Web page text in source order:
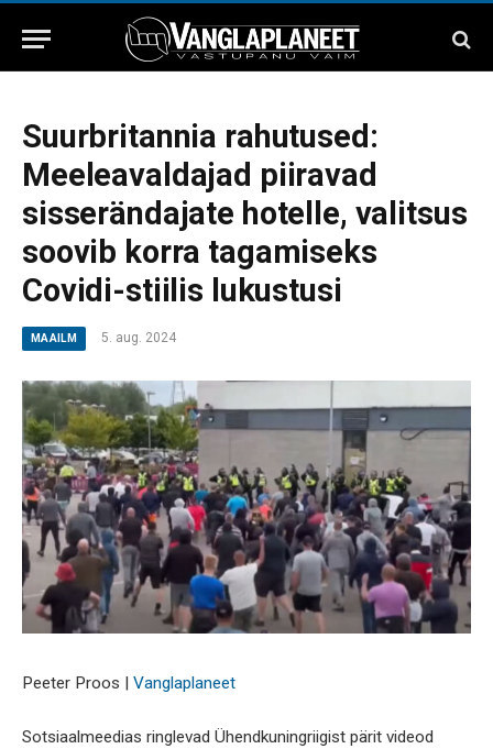
Suurbritannia rahutused:
Meeleavaldajad piiravad
sisserändajate hotelle, valitsus
soovib korra tagamiseks
Covidi-stiilis lukustusi
MAAILM 5. aug. 2024
Peeter Proos | Vanglaplaneet
Sotsiaalmeedias ringlevad Ühendkuningriigist pärit videod